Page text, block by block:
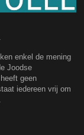
enkel de mening
Joodse
geen
iedereen vrij om